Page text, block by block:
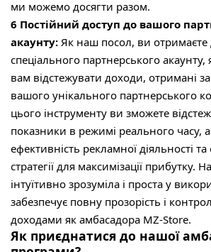
ми можемо досягти разом.
6 Постійний доступ до вашого
акаунту: Як наш посол, ви отримаєте
спеціального партнерського
вам відстежувати доходи, отримані
вашого унікального партнерського
цього інструменту ви зможете
показники в режимі реального часу,
ефективність рекламної діяльності та
стратегії для максимізації прибутку.
інтуїтивно зрозуміла і проста у
забезпечує повну прозорість і
доходами як амбасадора MZ-Store.
Як приєднатися до нашої